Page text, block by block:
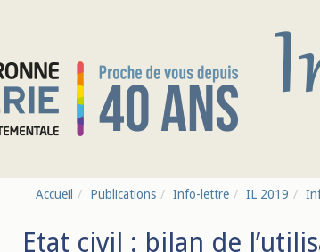
Accueil Publications Info-lettre IL 2019
Etat civil : bilan de